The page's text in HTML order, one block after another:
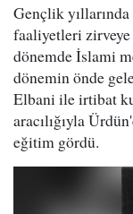
Gençlik yıllarında
faaliyetleri zirveye
dönemde İslami
dönemin önde
Elbani ile irtibat
aracılığıyla
eğitim gördü.